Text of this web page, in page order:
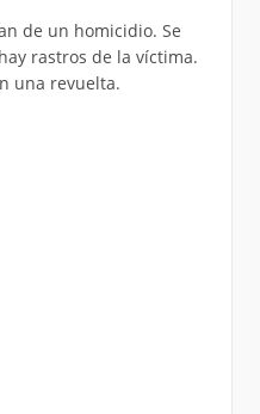
de un homicidio. Se
rastros de la víctima.
una revuelta.